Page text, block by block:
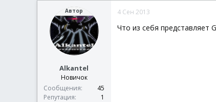
Автор
Alkantel
Новичок
Сообщения
45
Репутация
1
4 Сен 2013
Что из себя представляет